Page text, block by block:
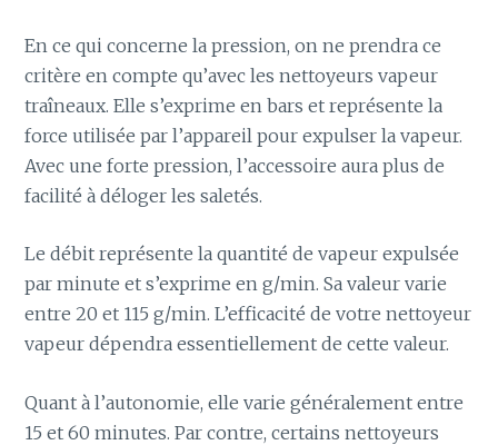
En ce qui concerne la pression, on ne prendra ce
critère en compte qu’avec les nettoyeurs vapeur
traîneaux. Elle s’exprime en bars et représente la
force utilisée par l’appareil pour expulser la vapeur.
Avec une forte pression, l’accessoire aura plus de
facilité à déloger les saletés.
Le débit représente la quantité de vapeur expulsée
par minute et s’exprime en g/min. Sa valeur varie
entre 20 et 115 g/min. L’efficacité de votre nettoyeur
vapeur dépendra essentiellement de cette valeur.
Quant à l’autonomie, elle varie généralement entre
15 et 60 minutes. Par contre, certains nettoyeurs